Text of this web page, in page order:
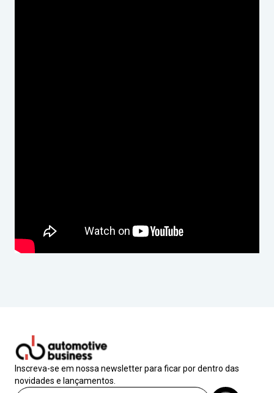
Inscreva-se em nossa newsletter para ficar por dentro das
novidades e lançamentos.